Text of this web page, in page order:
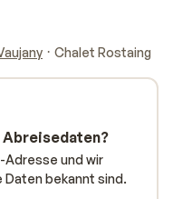
Chalet Rostaing
Abreisedaten?
Adresse und wir
Daten bekannt sind.